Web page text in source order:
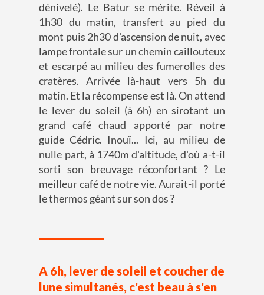
dénivelé). Le Batur se mérite. Réveil à
1h30 du matin, transfert au pied du
mont puis 2h30 d'ascension de nuit, avec
lampe frontale sur un chemin caillouteux
et escarpé au milieu des fumerolles des
cratères. Arrivée là-haut vers 5h du
matin. Et la récompense est là. On attend
le lever du soleil (à 6h) en sirotant un
grand café chaud apporté par notre
guide Cédric. Inouï... Ici, au milieu de
nulle part, à 1740m d'altitude, d'où a-t-il
sorti son breuvage réconfortant ? Le
meilleur café de notre vie. Aurait-il porté
le thermos géant sur son dos ?
A 6h, lever de soleil et coucher de
lune simultanés, c'est beau à s'en